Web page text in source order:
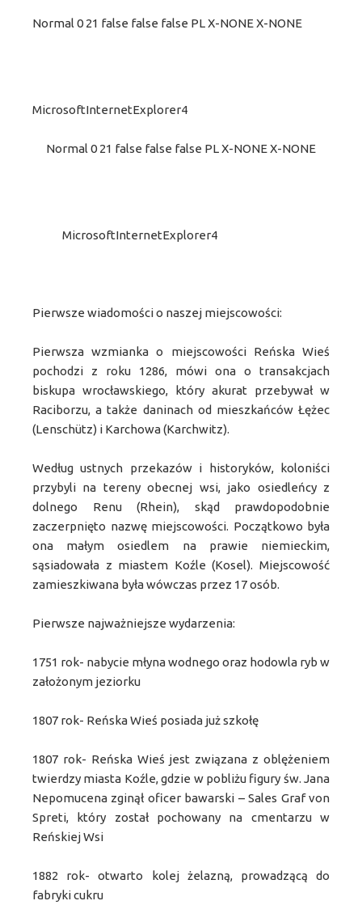
Normal 0 21 false false false PL X-NONE X-NONE
MicrosoftInternetExplorer4
Normal 0 21 false false false PL X-NONE X-NONE
MicrosoftInternetExplorer4
Pierwsze wiadomości o naszej miejscowości:
Pierwsza wzmianka o miejscowości Reńska Wieś
pochodzi z roku 1286, mówi ona o transakcjach
biskupa wrocławskiego, który akurat przebywał w
Raciborzu, a także daninach od mieszkańców Łężec
(Lenschütz) i Karchowa (Karchwitz).
Według ustnych przekazów i historyków, koloniści
przybyli na tereny obecnej wsi, jako osiedleńcy z
dolnego Renu (Rhein), skąd prawdopodobnie
zaczerpnięto nazwę miejscowości. Początkowo była
ona małym osiedlem na prawie niemieckim,
sąsiadowała z miastem Koźle (Kosel). Miejscowość
zamieszkiwana była wówczas przez 17 osób.
Pierwsze najważniejsze wydarzenia:
1751 rok- nabycie młyna wodnego oraz hodowla ryb w
założonym jeziorku
1807 rok- Reńska Wieś posiada już szkołę
1807 rok- Reńska Wieś jest związana z oblężeniem
twierdzy miasta Koźle, gdzie w pobliżu figury św. Jana
Nepomucena zginął oficer bawarski – Sales Graf von
Spreti, który został pochowany na cmentarzu w
Reńskiej Wsi
1882 rok- otwarto kolej żelazną, prowadzącą do
fabryki cukru